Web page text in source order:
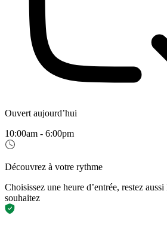
Ouvert aujourd’hui
10:00am - 6:00pm
Découvrez à votre rythme
Choisissez une heure d’entrée, restez
souhaitez